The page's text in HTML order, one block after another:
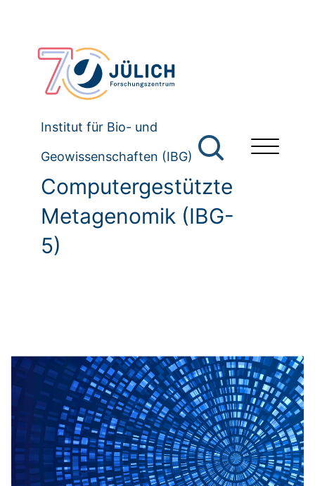
Institut für Bio- und
Geowissenschaften (IBG)
Computergestützte
Metagenomik (IBG-
5)